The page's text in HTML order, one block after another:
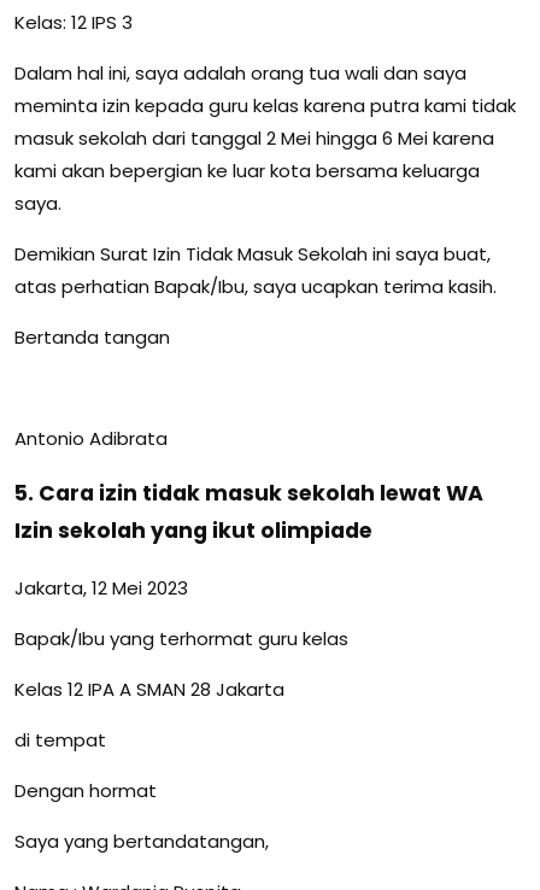
Kelas: 12 IPS 3
Dalam hal ini, saya adalah orang tua wali dan saya
meminta izin kepada guru kelas karena putra kami tidak
masuk sekolah dari tanggal 2 Mei hingga 6 Mei karena
kami akan bepergian ke luar kota bersama keluarga
saya.
Demikian Surat Izin Tidak Masuk Sekolah ini saya buat,
atas perhatian Bapak/Ibu, saya ucapkan terima kasih.
Bertanda tangan
Antonio Adibrata
5. Cara izin tidak masuk sekolah lewat WA
Izin sekolah yang ikut olimpiade
Jakarta, 12 Mei 2023
Bapak/Ibu yang terhormat guru kelas
Kelas 12 IPA A SMAN 28 Jakarta
di tempat
Dengan hormat
Saya yang bertandatangan,